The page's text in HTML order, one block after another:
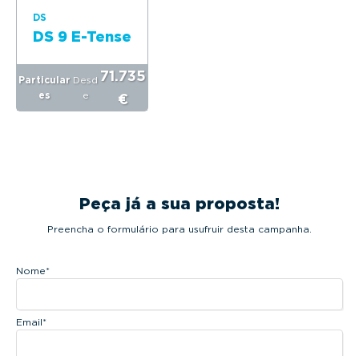
DS
DS 9 E-Tense
Particular
es
Desd
e
71.735
€
Peça já a sua proposta!
Preencha o formulário para usufruir desta campanha.
Nome*
Email*